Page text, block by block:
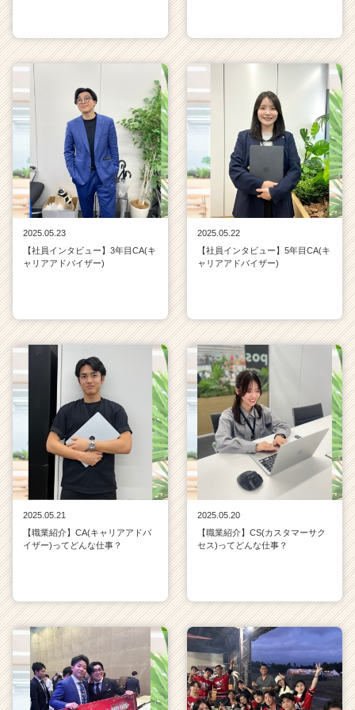
2025.05.23
【社員インタビュー】3年目CA(キ
ャリアアドバイザー)
2025.05.22
【社員インタビュー】5年目CA(キ
ャリアアドバイザー)
2025.05.21
【職業紹介】CA(キャリアアドバ
イザー)ってどんな仕事？
2025.05.20
【職業紹介】CS(カスタマーサク
セス)ってどんな仕事？